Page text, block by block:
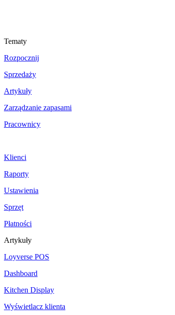
Tematy
Rozpocznij
Sprzedaży
Artykuły
Zarządzanie zapasami
Pracownicy
Klienci
Raporty
Ustawienia
Sprzęt
Płatności
Artykuły
Loyverse POS
Dashboard
Kitchen Display
Wyświetlacz klienta